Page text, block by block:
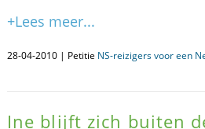
+Lees meer...
28-04-2010 | Petitie NS-reizigers voor een
Ine blijft zich buiten